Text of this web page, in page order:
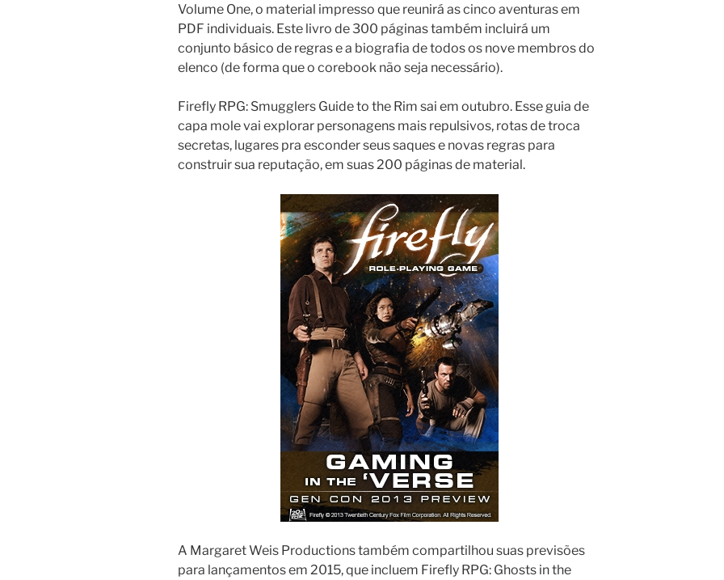
Volume One, o material impresso que reunirá as cinco aventuras em
PDF individuais. Este livro de 300 páginas também incluirá um
conjunto básico de regras e a biografia de todos os nove membros do
elenco (de forma que o corebook não seja necessário).
Firefly RPG: Smugglers Guide to the Rim sai em outubro. Esse guia de
capa mole vai explorar personagens mais repulsivos, rotas de troca
secretas, lugares pra esconder seus saques e novas regras para
construir sua reputação, em suas 200 páginas de material.
A Margaret Weis Productions também compartilhou suas previsões
para lançamentos em 2015, que incluem Firefly RPG: Ghosts in the